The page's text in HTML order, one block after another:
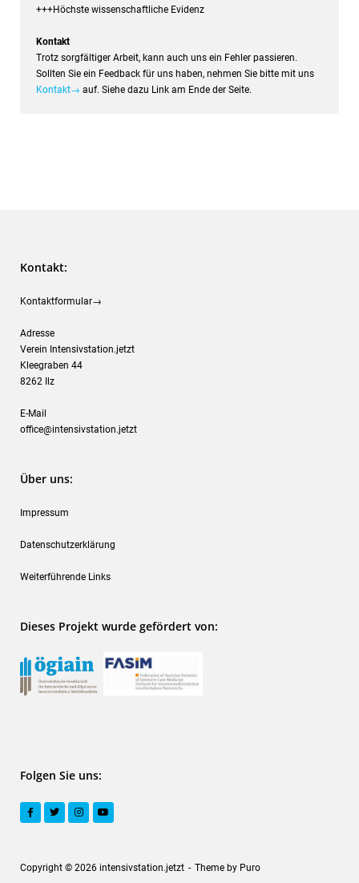
+++Höchste wissenschaftliche Evidenz
Kontakt
Trotz sorgfältiger Arbeit, kann auch uns ein Fehler passieren.
Sollten Sie ein Feedback für uns haben, nehmen Sie bitte mit uns
Kontakt→ auf. Siehe dazu Link am Ende der Seite.
Kontakt:
Kontaktformular→
Adresse
Verein Intensivstation.jetzt
Kleegraben 44
8262 Ilz
E-Mail
office@intensivstation.jetzt
Über uns:
Impressum
Datenschutzerklärung
Weiterführende Links
Dieses Projekt wurde gefördert von:
Folgen Sie uns:
Copyright © 2026 intensivstation.jetzt Theme by Puro